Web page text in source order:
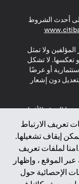
تعريف الارتباط
إيقاف تشغيلها.
لملفات تعريف
الموقع ، وإظهار
الإحصائية حول
أحدث الشروط
in a new tab
ولا تمثل
تعكسها. لا تشكل
أو عرضًا
دون إشعار
الموقع للأفراد
الأوروبية أو
سان مارينو أو
خصوصية البيانات
الشخصية
الموجود في هذه
أو دعوة أو دعوة
هنا لمثل هؤلاء